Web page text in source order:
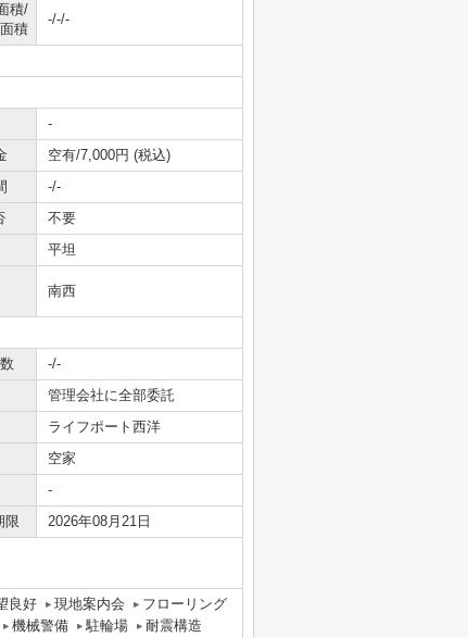
積/
積
-/-/-
-
空有/7,000円 (税込)
-/-
不要
平坦
南西
-/-
管理会社に全部委託
ライフポート西洋
空家
-
限 2026年08月21日
良好 現地案内会
フローリング
機械警備 駐輪場
耐震構造